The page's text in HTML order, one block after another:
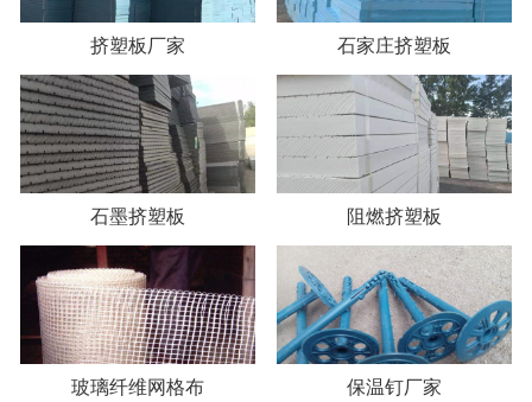
挤塑板厂家 石家庄挤塑板
石墨挤塑板 阻燃挤塑板
玻璃纤维网格布 保温钉厂家